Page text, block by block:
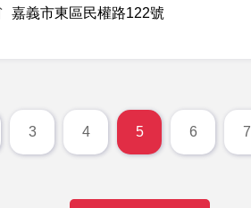
嘉義市東區民權路122號
3 4 5 6 7